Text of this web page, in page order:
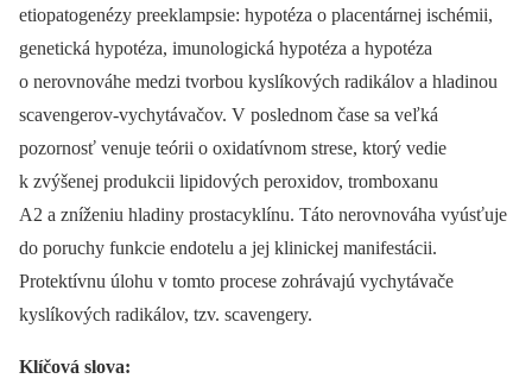
etiopatogenézy preeklampsie: hypotéza o placentárnej ischémii,
genetická hypotéza, imunologická hypotéza a hypotéza
o nerovnováhe medzi tvorbou kyslíkových radikálov a hladinou
scavengerov-vychytávačov. V poslednom čase sa veľká
pozornosť venuje teórii o oxidatívnom strese, ktorý vedie
k zvýšenej produkcii lipidových peroxidov, tromboxanu
A2 a zníženiu hladiny prostacyklínu. Táto nerovnováha vyúsťuje
do poruchy funkcie endotelu a jej klinickej manifestácii.
Protektívnu úlohu v tomto procese zohrávajú vychytávače
kyslíkových radikálov, tzv. scavengery.
Klíčová slova: